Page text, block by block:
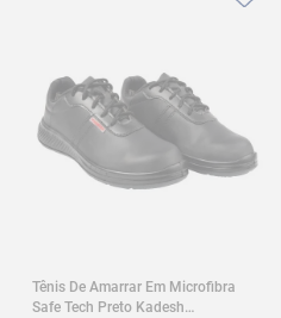
Tênis De Amarrar Em Microfibra
Safe Tech Preto Kadesh